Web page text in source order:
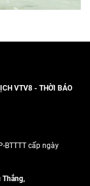
VTV8 - THỜI BÁO
BTTTT cấp ngày
Thắng,